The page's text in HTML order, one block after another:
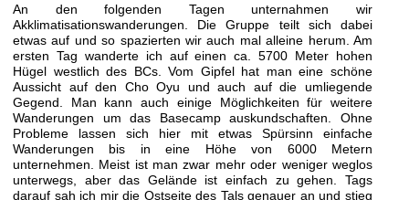
An den folgenden Tagen unternahmen wir
Akklimatisationswanderungen. Die Gruppe teilt sich dabei
etwas auf und so spazierten wir auch mal alleine herum. Am
ersten Tag wanderte ich auf einen ca. 5700 Meter hohen
Hügel westlich des BCs. Vom Gipfel hat man eine schöne
Aussicht auf den Cho Oyu und auch auf die umliegende
Gegend. Man kann auch einige Möglichkeiten für weitere
Wanderungen um das Basecamp auskundschaften. Ohne
Probleme lassen sich hier mit etwas Spürsinn einfache
Wanderungen bis in eine Höhe von 6000 Metern
unternehmen. Meist ist man zwar mehr oder weniger weglos
unterwegs, aber das Gelände ist einfach zu gehen. Tags
darauf sah ich mir die Ostseite des Tals genauer an und stieg